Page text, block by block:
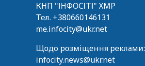
КНП "ІНФОСІТІ" ХМР
Тел. +380660146131
me.infocity@ukr.net
Щодо розміщення реклами:
infocity.news@ukr.net